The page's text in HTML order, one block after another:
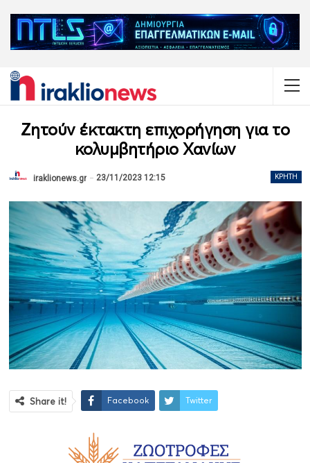
Ζητούν έκτακτη επιχορήγηση για το
κολυμβητήριο Χανίων
ΚΡΉΤΗ
iraklionews.gr 23/11/2023 12:15
Share it! Facebook Twitter